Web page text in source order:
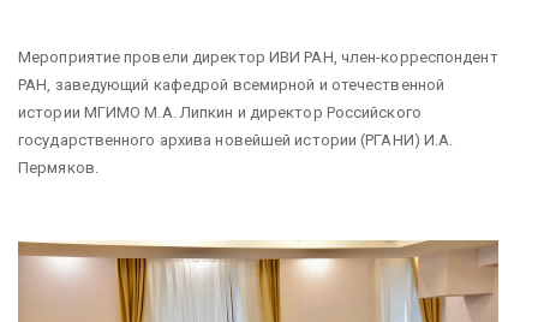
Мероприятие провели директор ИВИ РАН, член-корреспондент
РАН, заведующий кафедрой всемирной и отечественной
истории МГИМО М.А. Липкин и директор Российского
государственного архива новейшей истории (РГАНИ) И.А.
Пермяков.